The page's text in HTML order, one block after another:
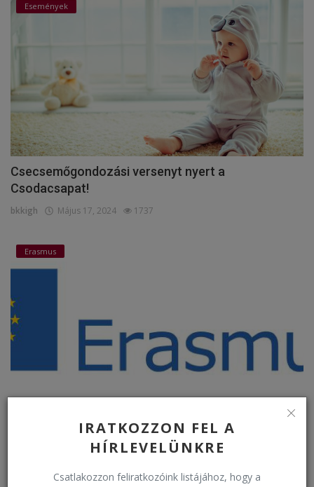
IRATKOZZON FEL A
HÍRLEVELÜNKRE
Csatlakozzon feliratkozóink listájához, hogy a
Események
Csecsemőgondozási versenyt nyert a
Csodacsapat!
bkkigh Május 17, 2024 1737
Erasmus
VET-000059...
Május 10, 2024 1700